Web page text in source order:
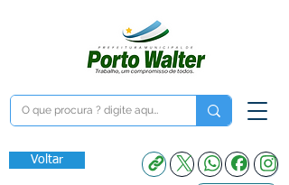
Voltar